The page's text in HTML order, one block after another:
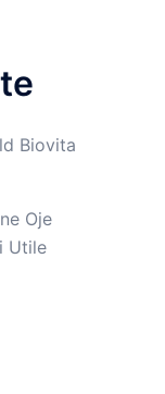
Biovita
Oje
Utile